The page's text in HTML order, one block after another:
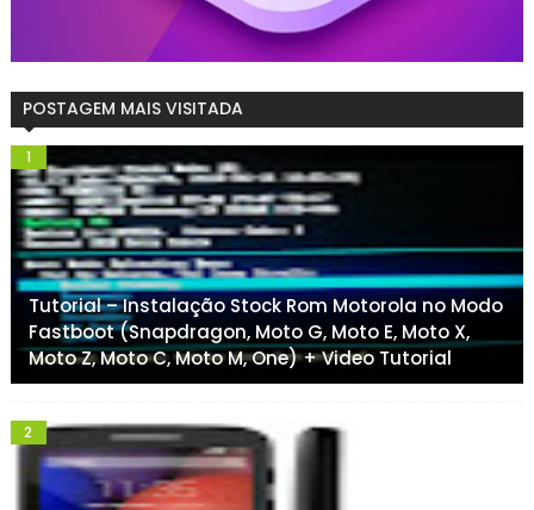
POSTAGEM MAIS VISITADA
Tutorial – Instalação Stock Rom Motorola no Modo
Fastboot (Snapdragon, Moto G, Moto E, Moto X,
Moto Z, Moto C, Moto M, One) + Video Tutorial